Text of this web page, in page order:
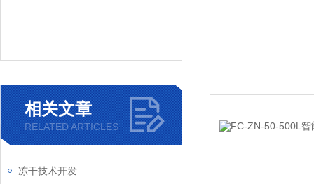
相关文章
RELATED ARTICLES
冻干技术开发